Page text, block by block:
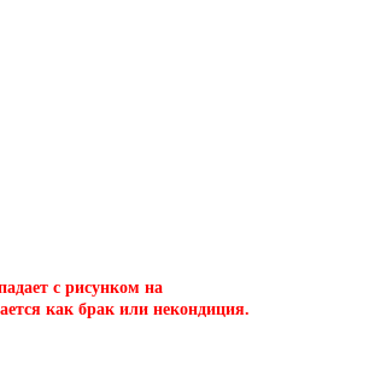
с рисунком на
как брак или некондиция.